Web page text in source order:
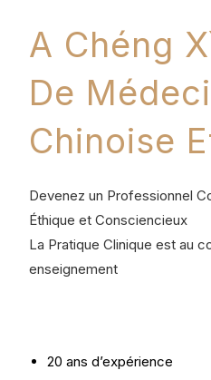
A Chéng
De
Chinoise
Devenez un Professionnel
Éthique et Consciencieux
La Pratique Clinique est au
enseignement
20 ans d’expérience